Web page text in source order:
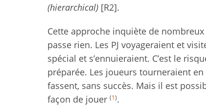
(hierarchical) [R2].
Cette approche inquiète de
passe rien. Les PJ voyageraient et
spécial et s’ennuieraient. C’est le
préparée. Les joueurs tourneraient
fassent, sans succès. Mais il est
façon de jouer (1).